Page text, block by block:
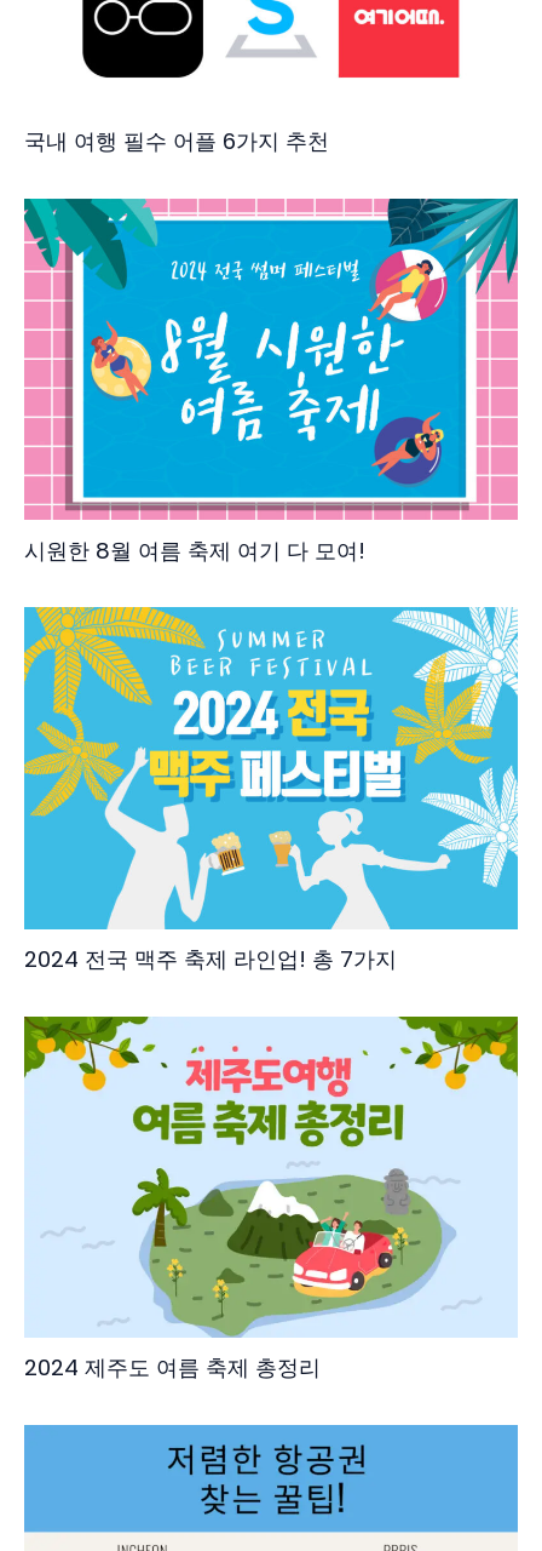
국내 여행 필수 어플 6가지 추천
시원한 8월 여름 축제 여기 다 모여!
2024 전국 맥주 축제 라인업! 총 7가지
2024 제주도 여름 축제 총정리